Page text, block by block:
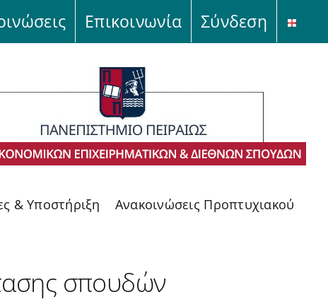
Επικοινωνία Σύνδεση
& Υποστήριξη Ανακοινώσεις Προπτυχιακού
σπουδών